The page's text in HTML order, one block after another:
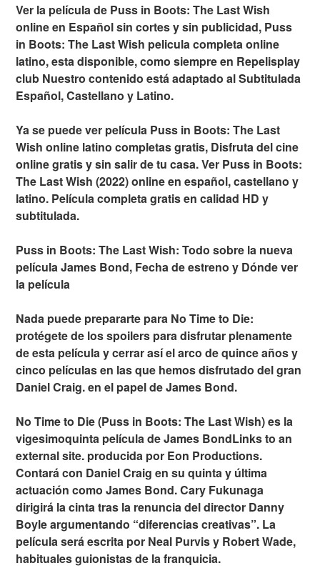
Ver la película de Puss in Boots: The Last Wish
online en Español sin cortes y sin publicidad, Puss
in Boots: The Last Wish pelicula completa online
latino, esta disponible, como siempre en Repelisplay
club Nuestro contenido está adaptado al Subtitulada
Español, Castellano y Latino.
Ya se puede ver película Puss in Boots: The Last
Wish online latino completas gratis, Disfruta del cine
online gratis y sin salir de tu casa. Ver Puss in Boots:
The Last Wish (2022) online en español, castellano y
latino. Película completa gratis en calidad HD y
subtitulada.
Puss in Boots: The Last Wish: Todo sobre la nueva
película James Bond, Fecha de estreno y Dónde ver
la película
Nada puede prepararte para No Time to Die:
protégete de los spoilers para disfrutar plenamente
de esta película y cerrar así el arco de quince años y
cinco películas en las que hemos disfrutado del gran
Daniel Craig. en el papel de James Bond.
No Time to Die (Puss in Boots: The Last Wish) es la
vigesimoquinta película de James BondLinks to an
external site. producida por Eon Productions.
Contará con Daniel Craig en su quinta y última
actuación como James Bond. Cary Fukunaga
dirigirá la cinta tras la renuncia del director Danny
Boyle argumentando “diferencias creativas”. La
película será escrita por Neal Purvis y Robert Wade,
habituales guionistas de la franquicia.